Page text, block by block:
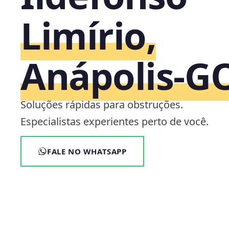
Limírio,
Soluções rápidas para obstruções.
Especialistas experientes perto de você.
FALE NO WHATSAPP